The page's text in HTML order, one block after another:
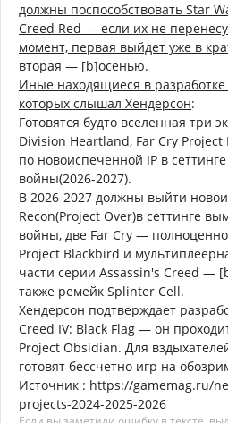
должны поспособствовать Star
Creed Red — если их не
момент, первая выйдет уже в
вторая — [b]осенью.
Иные находящиеся в
которых слышал Хендерсон:
Готовятся будто вселенная три
Division Heartland, Far Cry Project
по новоиспеченной IP в
войны(2026-2027).
В 2026-2027 должны выйти
Recon(Project Over)в сеттинге
войны, две Far Cry —
Project Blackbird и
части серии Assassin's Creed —
также ремейк Splinter Cell.
Хендерсон подтверждает
Creed IV: Black Flag — он
Project Obsidian. Для
готовят бессчетно игр на
Источник : https://gamemag.ru/
projects-2024-2025-2026